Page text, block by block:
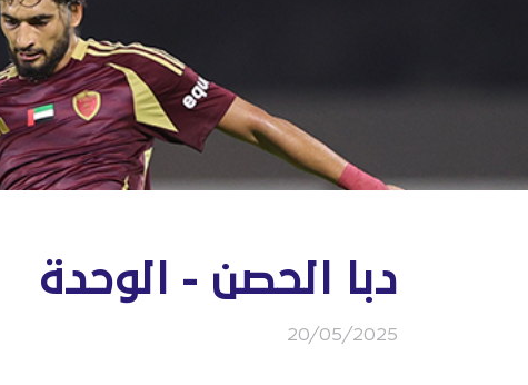
دبا الحصن - الوحدة
20/05/2025